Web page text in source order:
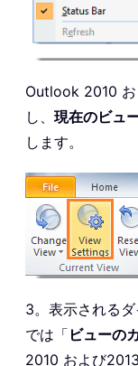
Outlook 2010 お
し、 現在のビュ
します。
3。表示される
では「 ビューの
2010 および